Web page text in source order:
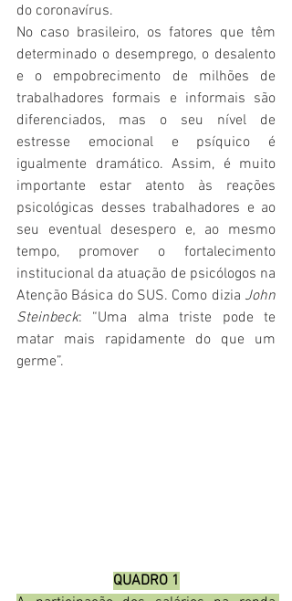
do coronavírus.
No caso brasileiro, os fatores que têm
determinado o desemprego, o desalento
e o empobrecimento de milhões de
trabalhadores formais e informais são
diferenciados, mas o seu nível de
estresse emocional e psíquico é
igualmente dramático. Assim, é muito
importante estar atento às reações
psicológicas desses trabalhadores e ao
seu eventual desespero e, ao mesmo
tempo, promover o fortalecimento
institucional da atuação de psicólogos na
Atenção Básica do SUS. Como dizia John
Steinbeck: “Uma alma triste pode te
matar mais rapidamente do que um
germe”.
QUADRO 1